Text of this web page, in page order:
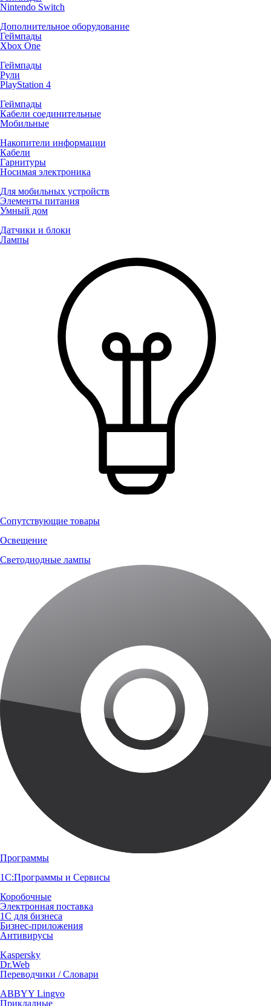
Nintendo Switch
Дополнительное оборудование
Геймпады
Xbox One
Геймпады
Рули
PlayStation 4
Геймпады
Кабели соединительные
Мобильные
Накопители информации
Кабели
Гарнитуры
Носимая электроника
Для мобильных устройств
Элементы питания
Умный дом
Датчики и блоки
Лампы
Сопутствующие товары
Освещение
Светодиодные лампы
Программы
1С:Программы и Сервисы
Коробочные
Электронная поставка
1С для бизнеса
Бизнес-приложения
Антивирусы
Kaspersky
Dr.Web
Переводчики / Словари
ABBYY Lingvo
Прикладные